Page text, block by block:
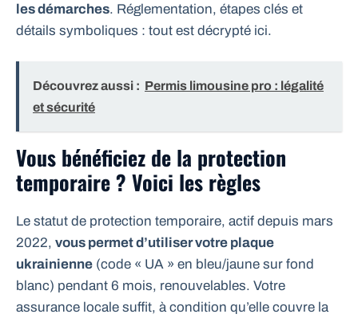
les démarches. Réglementation, étapes clés et
détails symboliques : tout est décrypté ici.
Découvrez aussi : Permis limousine pro : légalité
et sécurité
Vous bénéficiez de la protection
temporaire ? Voici les règles
Le statut de protection temporaire, actif depuis mars
2022, vous permet d’utiliser votre plaque
ukrainienne (code « UA » en bleu/jaune sur fond
blanc) pendant 6 mois, renouvelables. Votre
assurance locale suffit, à condition qu’elle couvre la